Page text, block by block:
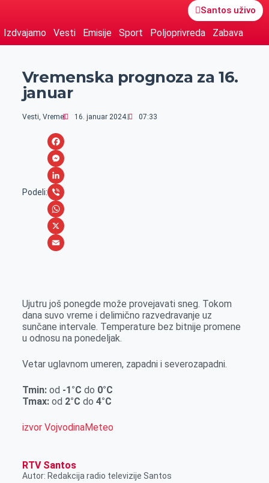
Santos uživo
Izdvajamo Vesti Emisije Sport Poljoprivreda Zabava
Vremenska prognoza za 16.
januar
Vesti, Vreme 16. januar 2024. 07:33
Podeli:
F
a
c
e
b
o
M
e
s
s
e
r
L
i
n
k
n
V
i
b
W
h
A
p
p
X
i
l
Ujutru još ponegde može provejavati sneg. Tokom
dana suvo vreme i delimično razvedravanje uz
sunčane intervale. Temperature bez bitnije promene
u odnosu na ponedeljak.
Vetar uglavnom umeren, zapadni i severozapadni.
Tmin:od -1°C do 0°C
Tmax: od 2°C do 4°C
izvor VojvodinaMeteo
RTV Santos
Autor: Redakcija radio televizije Santos